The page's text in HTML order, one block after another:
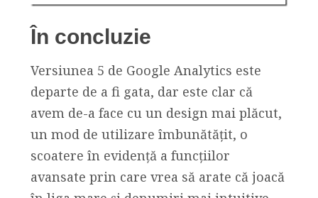
În concluzie
Versiunea 5 de Google Analytics este
departe de a fi gata, dar este clar că
avem de-a face cu un design mai plăcut,
un mod de utilizare îmbunătățit, o
scoatere în evidență a funcțiilor
avansate prin care vrea să arate că joacă